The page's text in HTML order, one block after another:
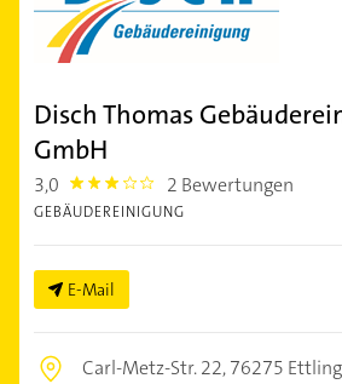
Disch Thomas
GmbH
3,0 3.0 2 Bewertungen
GEBÄUDEREINIGUNG
E-Mail
Carl-Metz-Str. 22,76275